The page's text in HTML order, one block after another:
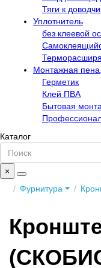
Тяги к
Уплотнитель
без клеевой
Монтажная
Герметик
Клей ПВА
Бытовая
Каталог
×
Фурнитура